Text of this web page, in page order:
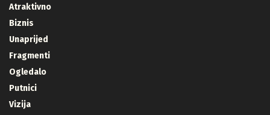
Atraktivno
Biznis
Unaprijed
Fragmenti
Ogledalo
Putnici
Vizija